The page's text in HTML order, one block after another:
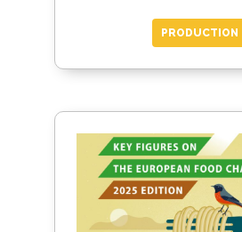
PRODUCTION